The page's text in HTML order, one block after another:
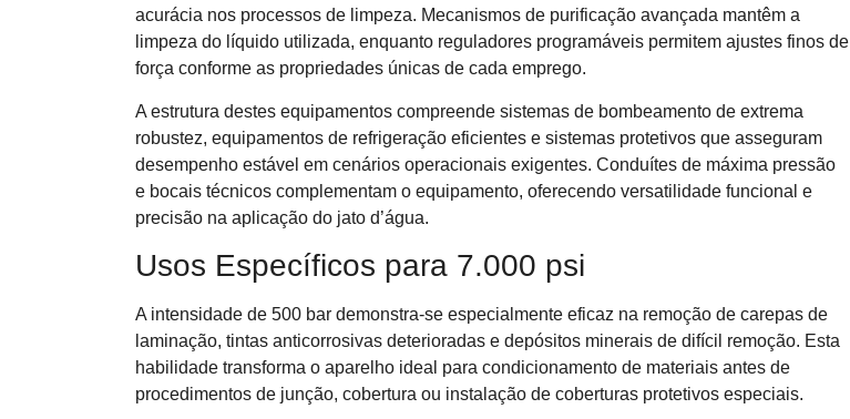
acurácia nos processos de limpeza. Mecanismos de purificação avançada mantêm a
limpeza do líquido utilizada, enquanto reguladores programáveis permitem ajustes finos de
força conforme as propriedades únicas de cada emprego.
A estrutura destes equipamentos compreende sistemas de bombeamento de extrema
robustez, equipamentos de refrigeração eficientes e sistemas protetivos que asseguram
desempenho estável em cenários operacionais exigentes. Conduítes de máxima pressão
e bocais técnicos complementam o equipamento, oferecendo versatilidade funcional e
precisão na aplicação do jato d’água.
Usos Específicos para 7.000 psi
A intensidade de 500 bar demonstra-se especialmente eficaz na remoção de carepas de
laminação, tintas anticorrosivas deterioradas e depósitos minerais de difícil remoção. Esta
habilidade transforma o aparelho ideal para condicionamento de materiais antes de
procedimentos de junção, cobertura ou instalação de coberturas protetivos especiais.